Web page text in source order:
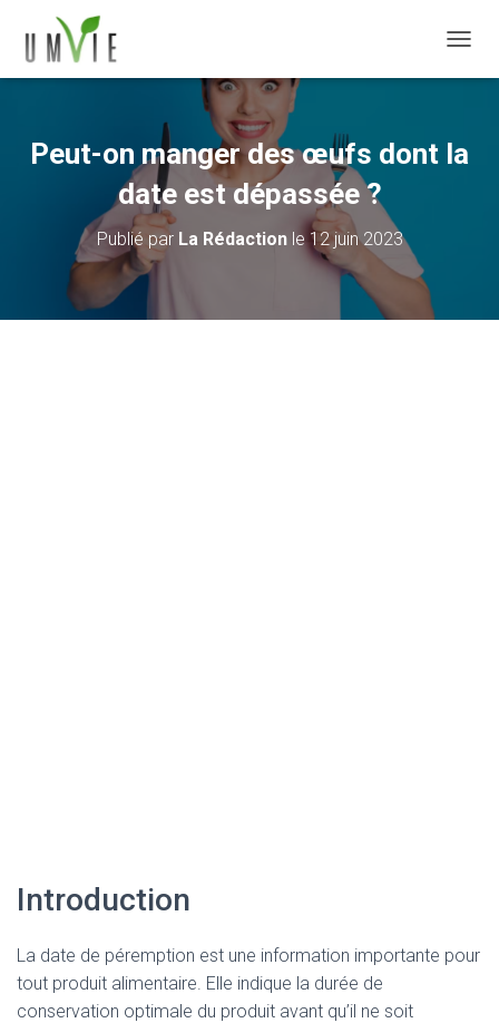
Peut-on manger des œufs dont la
date est dépassée ?
Publié par La Rédactionle 12 juin 2023
Introduction
La date de péremption est une information importante pour
tout produit alimentaire. Elle indique la durée de
conservation optimale du produit avant qu’il ne soit